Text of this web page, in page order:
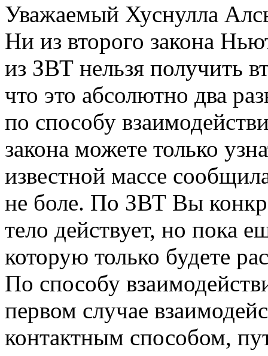
Уважаемый Хуснулла
Ни из второго закона
из ЗВТ нельзя получить
что это абсолютно два
по способу
закона можете только
известной массе
не боле. По ЗВТ Вы
тело действует, но пока
которую только будете
По способу
первом случае
контактным способом,